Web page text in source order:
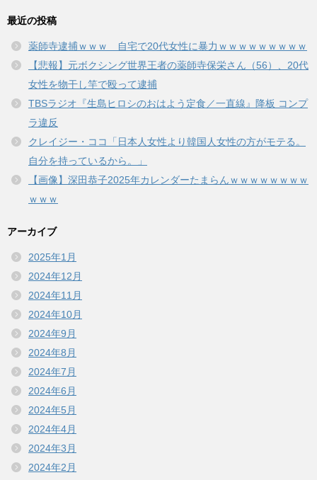
最近の投稿
薬師寺逮捕ｗｗｗ 自宅で20代女性に暴力ｗｗｗｗｗｗｗｗｗ
【悲報】元ボクシング世界王者の薬師寺保栄さん（56）、20代
女性を物干し竿で殴って逮捕
TBSラジオ『生島ヒロシのおはよう定食／一直線』降板 コンプ
ラ違反
クレイジー・ココ「日本人女性より韓国人女性の方がモテる。
自分を持っているから。」
【画像】深田恭子2025年カレンダーたまらんｗｗｗｗｗｗｗｗ
ｗｗｗ
アーカイブ
2025年1月
2024年12月
2024年11月
2024年10月
2024年9月
2024年8月
2024年7月
2024年6月
2024年5月
2024年4月
2024年3月
2024年2月